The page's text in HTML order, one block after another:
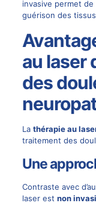
invasive permet de
guérison des
au laser
des
La thérapie au
traitement des
Une
Contraste avec
laser est non